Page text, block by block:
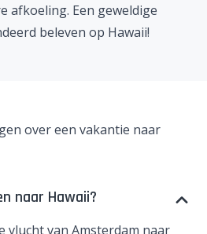
afkoeling. Een geweldige
beleven op Hawaii!
over een vakantie naar
naar Hawaii?
vlucht van Amsterdam naar